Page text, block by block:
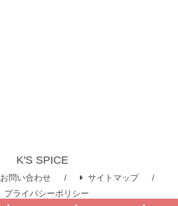
K'S SPICE
お問い合わせ
サイトマップ
プライバシーポリシー